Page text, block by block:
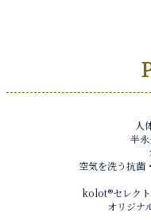
人
半
空気を洗う抗菌
kolot®︎セレク
オリジナ